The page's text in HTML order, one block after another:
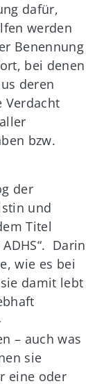
dafür,
werden
Benennung
bei denen
deren
Verdacht
bzw.
der
und
Titel
Darin
wie es bei
damit lebt
– auch was
sie
eine oder